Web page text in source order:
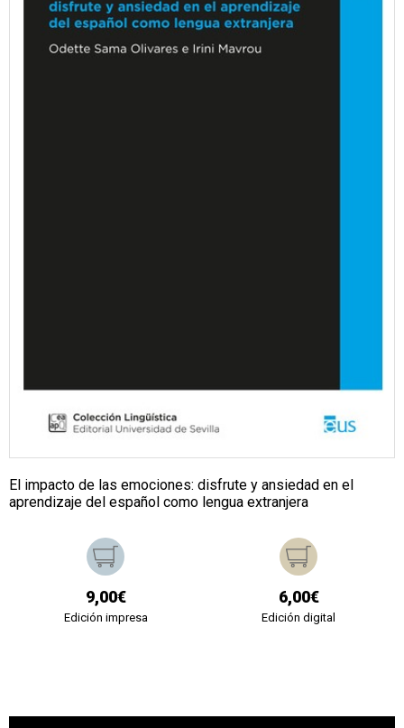
El impacto de las emociones: disfrute y ansiedad en el
aprendizaje del español como lengua extranjera
9,00€
Edición impresa
6,00€
Edición digital